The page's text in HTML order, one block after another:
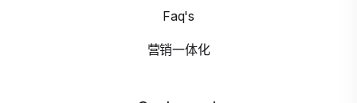
Faq's
营销一体化